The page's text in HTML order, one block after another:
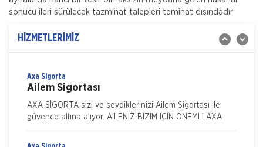
sonucu ileri sürülecek tazminat talepleri teminat dışındadır
HİZMETLERİMİZ
Aksigorta
İş Yeri Sigortası
İş yeri Paket Sigortası siz iş yeri sahipleri düşünülerek
Axa Sigorta
Ailem Sigortası
AXA SİGORTA sizi ve sevdiklerinizi Ailem Sigortası ile
güvence altına alıyor. AİLENİZ BİZİM İÇİN ÖNEMLİ AXA
SİGORTA sizi ve/veya ailenizi, ferdi kaza teminatları il